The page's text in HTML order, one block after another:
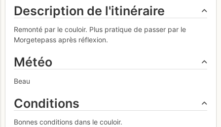
Description de l'itinéraire
Remonté par le couloir. Plus pratique de passer par le
Morgetepass après réflexion.
Météo
Beau
Conditions
Bonnes conditions dans le couloir.